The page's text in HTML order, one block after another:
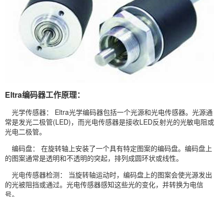
Eltra编码器工作原理：
光学传感器： Eltra光学编码器包括一个光源和光电传感器。光源通
常是发光二极管(LED)，而光电传感器是接收LED反射光的光敏电阻或
光电二极管。
编码盘： 在旋转轴上安装了一个具有特定图案的编码盘。编码盘上
的图案通常是透明和不透明的突起，排列成圆环状或线性。
光电传感器检测： 当旋转轴运动时，编码盘上的图案会使光源发出
的光被阻挡或通过。光电传感器感知这些光的变化，并转换为电信
号。